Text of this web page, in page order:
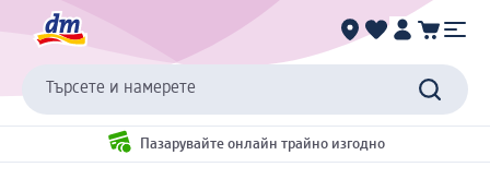
Търсете и намерете
Пазарувайте онлайн трайно изгодно